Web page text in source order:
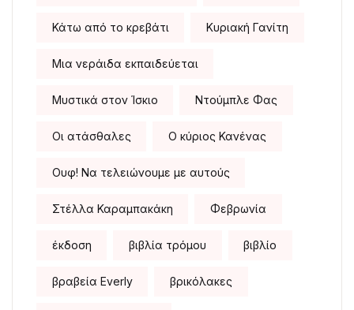
Κάτω από το κρεβάτι Κυριακή Γανίτη
Μια νεράιδα εκπαιδεύεται
Μυστικά στον Ίσκιο Ντούμπλε Φας
Οι ατάσθαλες Ο κύριος Κανένας
Ουφ! Να τελειώνουμε με αυτούς
Στέλλα Καραμπακάκη Φεβρωνία
έκδοση βιβλία τρόμου βιβλίο
βραβεία Everly βρικόλακες